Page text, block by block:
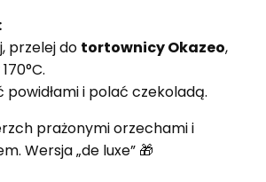
przelej do tortownicy Okazeo,
powidłami i polać czekoladą.
prażonymi orzechami i
Wersja „de luxe” 🎁